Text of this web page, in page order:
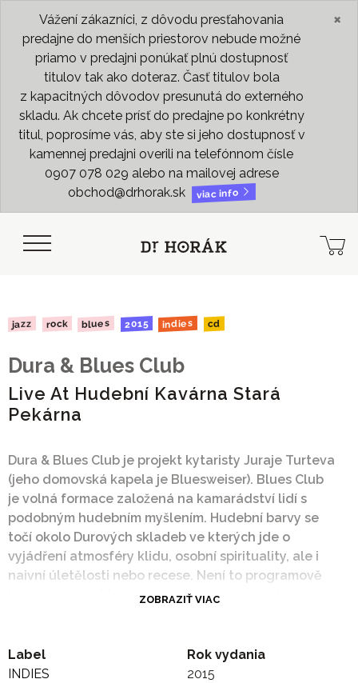
Vážení zákazníci, z dôvodu presťahovania
predajne do menších priestorov nebude možné
priamo v predajni ponúkať plnú dostupnosť
titulov tak ako doteraz. Časť titulov bola
z kapacitných dôvodov presunutá do externého
skladu. Ak chcete prísť do predajne po konkrétny
titul, poprosíme vás, aby ste si jeho dostupnosť v
kamennej predajni overili na telefónnom čísle
0907 078 029 alebo na mailovej adrese
obchod@drhorak.sk
viac info
×
jazz rock blues 2015 indies cd
Dura & Blues Club
Live At Hudební Kavárna Stará
Pekárna
Dura & Blues Club je projekt kytaristy Juraje Turteva
(jeho domovská kapela je Bluesweiser). Blues Club
je volná formace založená na kamarádství lidí s
podobným hudebním myšlením. Hudební barvy se
točí okolo Durových skladeb ve kterých jde o
vyjádření atmosféry klidu, osobní spirituality, ale i
naivní úletělosti nebo recese. Není to programově
bluesový projekt, do písniček se propašovali různé
& Blues Club si občas zahraje i skvělý kytarista
Andrej Šeban. Jeho vzdušný až mystický genius a
ZOBRAZIŤ VIAC
Label
INDIES
Rok vydania
2015